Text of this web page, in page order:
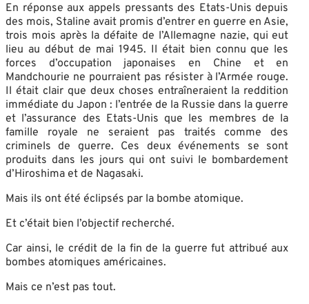
En réponse aux appels pressants des Etats-Unis depuis
des mois, Staline avait promis d’entrer en guerre en Asie,
trois mois après la défaite de l’Allemagne nazie, qui eut
lieu au début de mai 1945. Il était bien connu que les
forces d’occupation japonaises en Chine et en
Mandchourie ne pourraient pas résister à l’Armée rouge.
Il était clair que deux choses entraîneraient la reddition
immédiate du Japon : l’entrée de la Russie dans la guerre
et l’assurance des Etats-Unis que les membres de la
famille royale ne seraient pas traités comme des
criminels de guerre. Ces deux événements se sont
produits dans les jours qui ont suivi le bombardement
d’Hiroshima et de Nagasaki.
Mais ils ont été éclipsés par la bombe atomique.
Et c’était bien l’objectif recherché.
Car ainsi, le crédit de la fin de la guerre fut attribué aux
bombes atomiques américaines.
Mais ce n’est pas tout.